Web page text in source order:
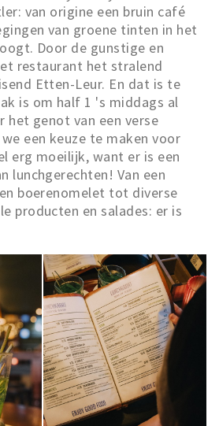
van origine een bruin café
van groene tinten in het
Door de gunstige en
restaurant het stralend
Etten-Leur. En dat is te
is om half 1 's middags al
het genot van een verse
een keuze te maken voor
erg moeilijk, want er is een
lunchgerechten! Van een
boerenomelet tot diverse
producten en salades: er is